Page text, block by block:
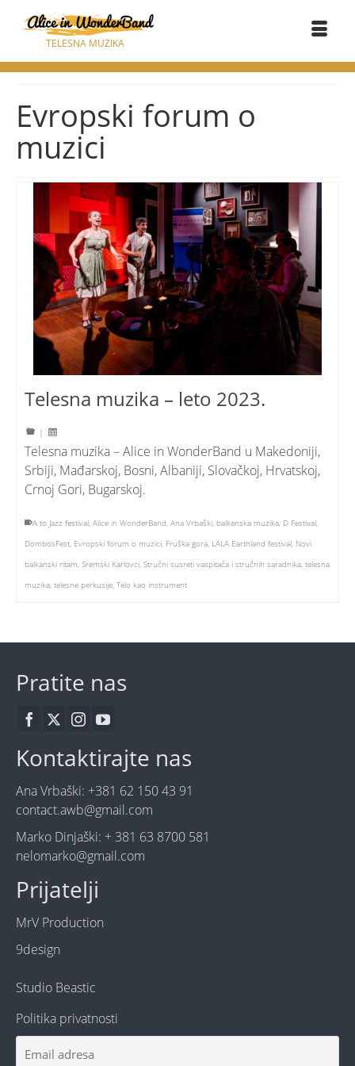
TELESNA MUZIKA
Evropski forum o
muzici
Telesna muzika – leto 2023.
|
Telesna muzika – Alice in WonderBand u Makedoniji,
Srbiji, Mađarskoj, Bosni, Albaniji, Slovačkoj, Hrvatskoj,
Crnoj Gori, Bugarskoj.
A to Jazz festival, Alice in WonderBand, Ana Vrbaški, balkanska muzika, D Festival,
DombosFest, Evropski forum o muzici, Fruška gora, LALA Earthland festival, Novi
balkanski ritam, Sremski Karlovci, Stručni susreti vaspitača i stručnih saradnika, telesna
muzika, telesne perkusije, Telo kao instrument
Pratite nas
Kontaktirajte nas
Ana Vrbaški: +381 62 150 43 91
contact.awb@gmail.com
Marko Dinjaški: + 381 63 8700 581
nelomarko@gmail.com
Prijatelji
MrV Production
9design
Studio Beastic
Politika privatnosti